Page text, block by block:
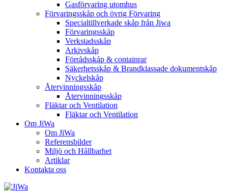
Gasförvaring utomhus
Förvaringsskåp och övrig Förvaring
Specialtillverkade skåp från Jiwa
Förvaringsskåp
Verkstadsskåp
Arkivskåp
Förrådsskåp & containrar
Säkerhetsskåp & Brandklassade dokumentskåp
Nyckelskåp
Återvinningsskåp
Återvinningsskåp
Fläktar och Ventilation
Fläktar och Ventilation
Om JiWa
Om JiWa
Referensbilder
Miljö och Hållbarhet
Artiklar
Kontakta oss